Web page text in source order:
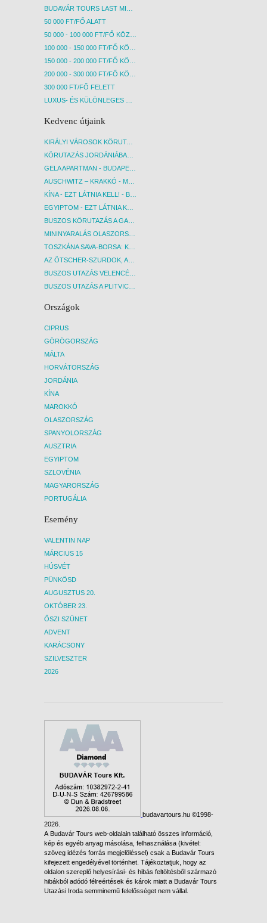
BUDAVÁR TOURS LAST MINUTE AKCIÓS UTAK
50 000 FT/FŐ ALATT
50 000 - 100 000 FT/FŐ KÖZÖTT
100 000 - 150 000 FT/FŐ KÖZÖTT
150 000 - 200 000 FT/FŐ KÖZÖTT
200 000 - 300 000 FT/FŐ KÖZÖTT
300 000 FT/FŐ FELETT
LUXUS- ÉS KÜLÖNLEGES UTAK
Kedvenc útjaink
KIRÁLYI VÁROSOK KÖRUTAZÁS KÖZVETLEN REPÜLŐJÁRATTAL - BUDAPEST, REPÜLŐ
KÖRUTAZÁS JORDÁNIÁBAN, HOLT-TENGERI PIHENÉSSEL - BUDAPEST, REPÜLŐ
GELA APARTMAN - BUDAPEST, REPÜLŐ
AUSCHWITZ – KRAKKÓ - MEGRÁZÓ IDŐUTAZÁS! - BUDAPEST, BUSZ
KÍNA - EZT LÁTNIA KELL! - BUDAPEST, REPÜLŐ
EGYIPTOM - EZT LÁTNIA KELL! - BUDAPEST, REPÜLŐ
BUSZOS KÖRUTAZÁS A GARDA-TÓ KÖRNYÉKÉN - BUDAPEST, BUSZ
MININYARALÁS OLASZORSZÁGBAN: ÉSZAK-OLASZ GYÖNGYSZEMEK NYOMÁBAN - BUDAPEST, BUSZ
TOSZKÁNA SAVA-BORSA: KÓSTOLÓK ÉS KULTURÁLIS UTAZÁS - BUDAPEST, BUSZ
AZ ÖTSCHER-SZURDOK, AUSZTRIA GRAND CANYONJA - BUDAPEST, BUSZ
BUSZOS UTAZÁS VELENCÉBE - BUDAPEST, BUSZ
BUSZOS UTAZÁS A PLITVICEI-TAVAK NEMZETI PARKBA - BUDAPEST, BUSZ
Országok
CIPRUS
GÖRÖGORSZÁG
MÁLTA
HORVÁTORSZÁG
JORDÁNIA
KÍNA
MAROKKÓ
OLASZORSZÁG
SPANYOLORSZÁG
AUSZTRIA
EGYIPTOM
SZLOVÉNIA
MAGYARORSZÁG
PORTUGÁLIA
Esemény
VALENTIN NAP
MÁRCIUS 15
HÚSVÉT
PÜNKÖSD
AUGUSZTUS 20.
OKTÓBER 23.
ŐSZI SZÜNET
ADVENT
KARÁCSONY
SZILVESZTER
2026
budavartours.hu ©1998-
2026.
A Budavár Tours web-oldalain található összes információ,
kép és egyéb anyag másolása, felhasználása (kivétel:
szöveg idézés forrás megjelöléssel) csak a Budavár Tours
kifejezett engedélyével történhet. Tájékoztatjuk, hogy az
oldalon szereplő helyesírási- és hibás feltöltésből származó
hibákból adódó félreértések és károk miatt a Budavár Tours
Utazási Iroda semminemű felelősséget nem vállal.